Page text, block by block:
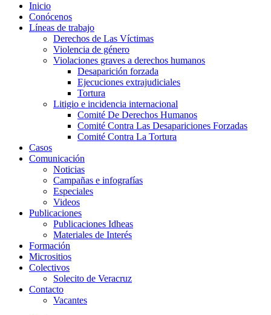
Inicio
Conócenos
Líneas de trabajo
Derechos de Las Víctimas
Violencia de género
Violaciones graves a derechos humanos
Desaparición forzada​
Ejecuciones extrajudiciales
Tortura
Litigio e incidencia internacional
Comité De Derechos Humanos​
Comité Contra Las Desapariciones Forzadas
Comité Contra La Tortura​
Casos
Comunicación
Noticias
Campañas e infografías
Especiales
Videos
Publicaciones
Publicaciones Idheas
Materiales de Interés
Formación
Micrositios
Colectivos
Solecito de Veracruz
Contacto
Vacantes